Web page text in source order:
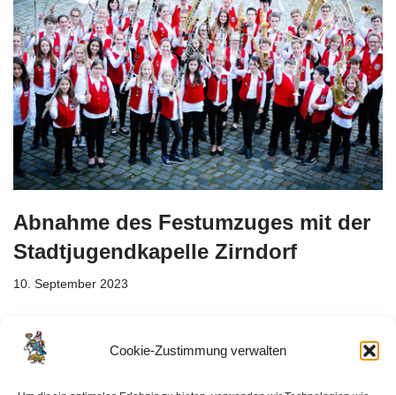
Cookie-Zustimmung verwalten
Abnahme des Festumzuges mit der
Stadtjugendkapelle Zirndorf
10. September 2023
gründete der herausragende fränkische Musiker Leopold Jubl,
die Stadtjugendkapelle e.V. in Zirndorf. Anfänglich diente…
Mehr